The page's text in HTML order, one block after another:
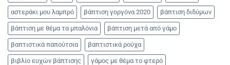
αστεράκι μου λαμπρό βάπτιση γοργόνα 2020 βάπτιση διδύμων
βάπτιση με θέμα τα μπαλόνια βάπτιση μετά από γάμο
βαπτιστικά παπούτσια βαπτιστικά ρούχα
βιβλίο ευχών βάπτισης γάμος με θέμα το φτερό